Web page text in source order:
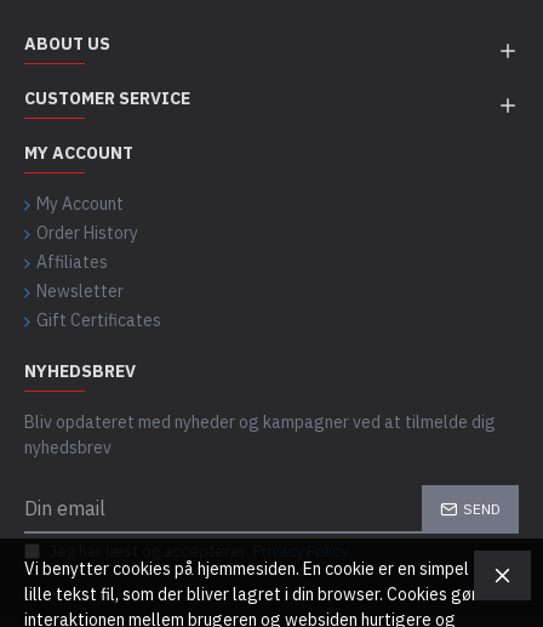
ABOUT US
CUSTOMER SERVICE
MY ACCOUNT
My Account
Order History
Affiliates
Newsletter
Gift Certificates
NYHEDSBREV
Bliv opdateret med nyheder og kampagner ved at tilmelde dig
nyhedsbrev
SEND
Vi benytter cookies på hjemmesiden. En cookie er en simpel
lille tekst fil, som der bliver lagret i din browser. Cookies gør
interaktionen mellem brugeren og websiden hurtigere og